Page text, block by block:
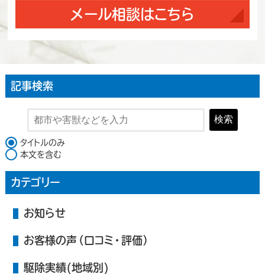
メール相談はこちら
記事検索
検索
検索対象
タイトルのみ
本文を含む
カテゴリー
お知らせ
お客様の声（口コミ・評価）
駆除実績(地域別)